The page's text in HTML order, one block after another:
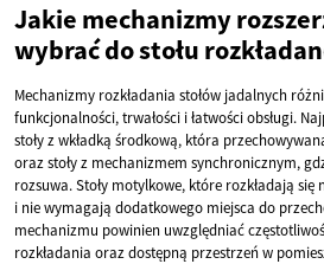
Jakie mechanizmy
wybrać do stołu
Mechanizmy rozkładania stołów jadalnych
funkcjonalności, trwałości i łatwości obsługi.
stoły z wkładką środkową, która
oraz stoły z mechanizmem synchronicznym,
rozsuwa. Stoły motylkowe, które rozkładają
i nie wymagają dodatkowego miejsca do
mechanizmu powinien uwzględniać
rozkładania oraz dostępną przestrzeń w